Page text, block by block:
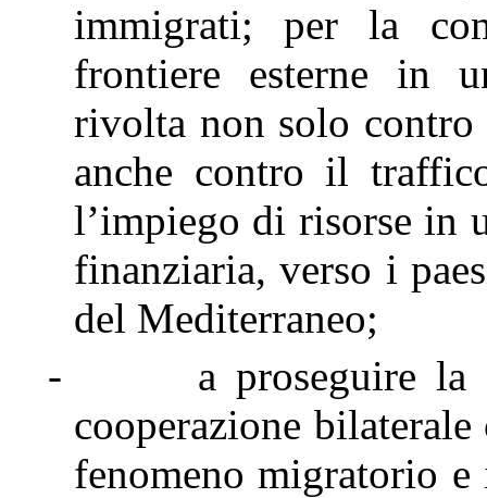
immigrati; per la
frontiere esterne in
rivolta non solo
anche contro il
l’impiego di risorse in
finanziaria, verso i
del Mediterraneo;
-
a proseguire
cooperazione
fenomeno migratorio